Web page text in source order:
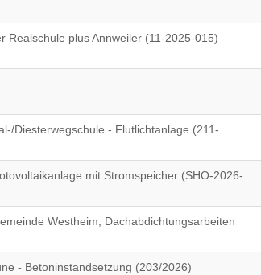
Realschule plus Annweiler (11-2025-015)
Diesterwegschule - Flutlichtanlage (211-
mit Stromspeicher (SHO-2026-
Westheim; Dachabdichtungsarbeiten
- Betoninstandsetzung (203/2026)